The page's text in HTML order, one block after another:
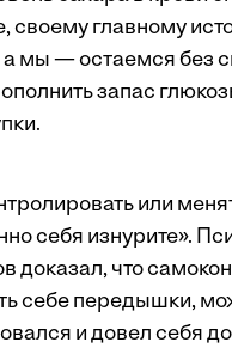
своему главному
мы — остаемся без
запас
или
себя изнурите».
доказал, что
себе передышки,
и довел себя